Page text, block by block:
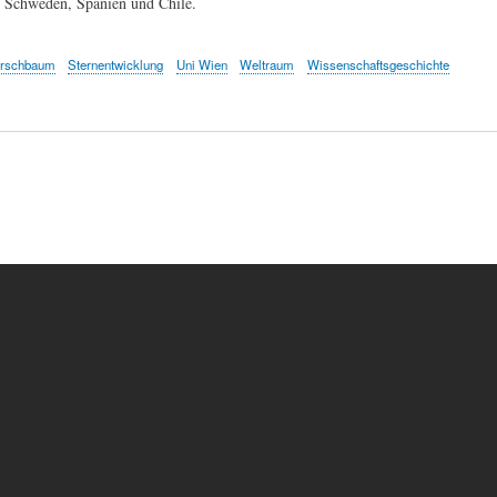
Sternentwicklung Uni Wien Weltraum Wissenschaftsgeschichte